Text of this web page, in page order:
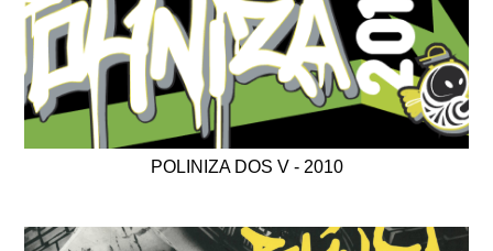
POLINIZA DOS V - 2010